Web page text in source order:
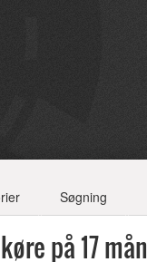
Søgning
på 17